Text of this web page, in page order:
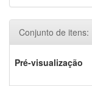
Conjunto de itens:
Pré-visualização